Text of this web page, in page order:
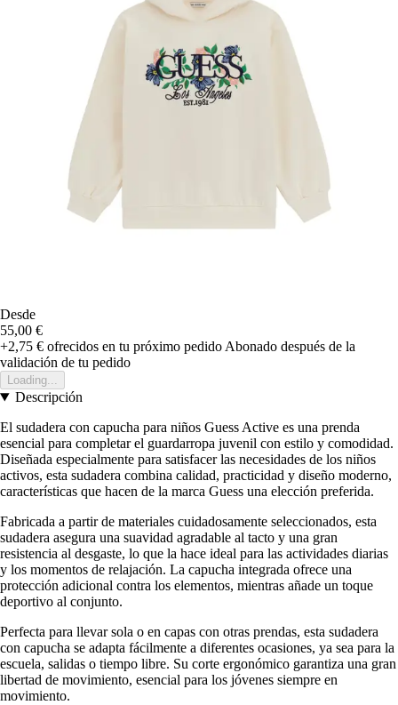
Desde
55,00 €
+2,75 € ofrecidos en tu próximo pedido Abonado después de la
validación de tu pedido
Loading...
Descripción
El sudadera con capucha para niños Guess Active es una prenda
esencial para completar el guardarropa juvenil con estilo y comodidad.
Diseñada especialmente para satisfacer las necesidades de los niños
activos, esta sudadera combina calidad, practicidad y diseño moderno,
características que hacen de la marca Guess una elección preferida.
Fabricada a partir de materiales cuidadosamente seleccionados, esta
sudadera asegura una suavidad agradable al tacto y una gran
resistencia al desgaste, lo que la hace ideal para las actividades diarias
y los momentos de relajación. La capucha integrada ofrece una
protección adicional contra los elementos, mientras añade un toque
deportivo al conjunto.
Perfecta para llevar sola o en capas con otras prendas, esta sudadera
con capucha se adapta fácilmente a diferentes ocasiones, ya sea para la
escuela, salidas o tiempo libre. Su corte ergonómico garantiza una gran
libertad de movimiento, esencial para los jóvenes siempre en
movimiento.